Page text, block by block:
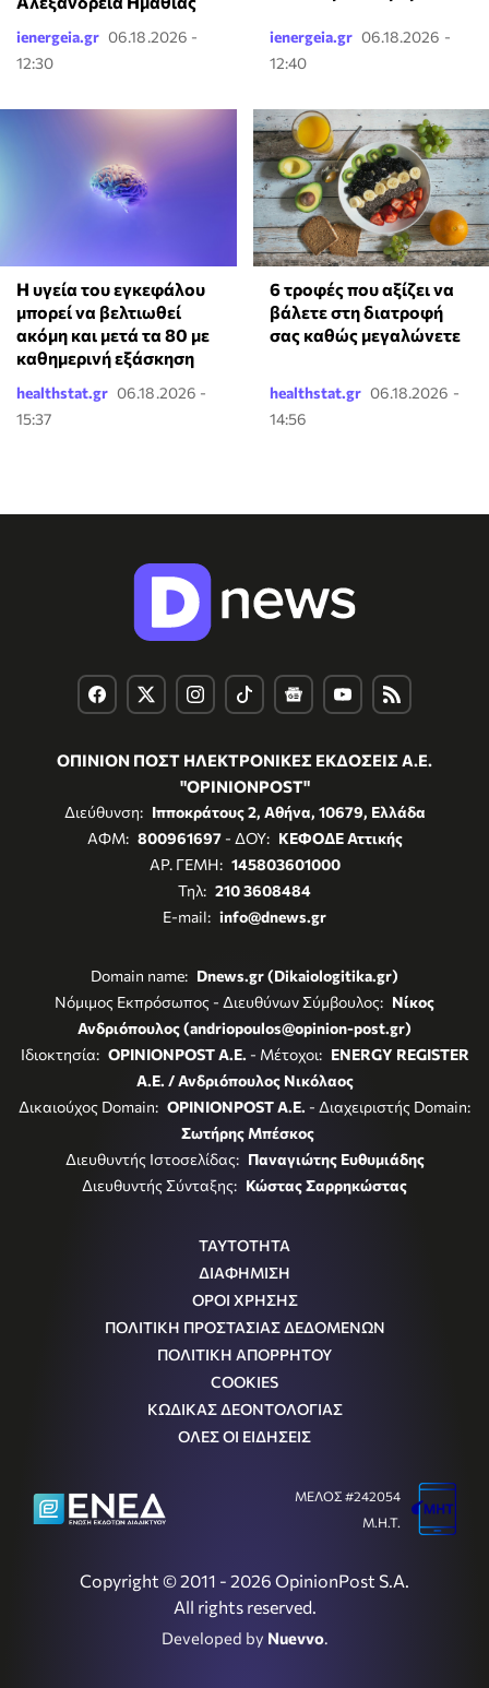
ienergeia.gr 06.18.2026 -
12:30
ienergeia.gr 06.18.2026 -
12:40
Η υγεία του εγκεφάλου
μπορεί να βελτιωθεί
ακόμη και μετά τα 80 με
καθημερινή εξάσκηση
healthstat.gr 06.18.2026 -
15:37
6 τροφές που αξίζει να
βάλετε στη διατροφή
σας καθώς μεγαλώνετε
healthstat.gr 06.18.2026 -
14:56
ΟΠΙΝΙΟΝ ΠΟΣΤ ΗΛΕΚΤΡΟΝΙΚΕΣ ΕΚΔΟΣΕΙΣ Α.Ε.
"OPINIONPOST"
Διεύθυνση: Ιπποκράτους 2, Αθήνα, 10679, Ελλάδα
ΑΦΜ: 800961697- ΔΟΥ: ΚΕΦΟΔΕ Αττικής
ΑΡ. ΓΕΜΗ: 145803601000
Τηλ: 210 3608484
E-mail: info@dnews.gr
Domain name: Dnews.gr (Dikaiologitika.gr)
Νόμιμος Εκπρόσωπος - Διευθύνων Σύμβουλος: Νίκος
Ανδριόπουλος (andriopoulos@opinion-post.gr)
Ιδιοκτησία: OPINIONPOST A.E. - Μέτοχοι: ENERGY REGISTER
Α.Ε. / Ανδριόπουλος Νικόλαος
Δικαιούχος Domain: OPINIONPOST A.E. - Διαχειριστής Domain:
Σωτήρης Μπέσκος
Διευθυντής Ιστοσελίδας: Παναγιώτης Ευθυμιάδης
Διευθυντής Σύνταξης: Κώστας Σαρρηκώστας
ΤΑΥΤΟΤΗΤΑ
ΔΙΑΦΗΜΙΣΗ
ΟΡΟΙ ΧΡΗΣΗΣ
ΠΟΛΙΤΙΚΗ ΠΡΟΣΤΑΣΙΑΣ ΔΕΔΟΜΕΝΩΝ
ΠΟΛΙΤΙΚΗ ΑΠΟΡΡΗΤΟΥ
COOKIES
ΚΩΔΙΚΑΣ ΔΕΟΝΤΟΛΟΓΙΑΣ
ΟΛΕΣ ΟΙ ΕΙΔΗΣΕΙΣ
Copyright © 2011 - 2026 OpinionPost S.A.
All rights reserved.
Developed by Nuevvo.
ΜΕΛΟΣ #242054
Μ.Η.Τ.